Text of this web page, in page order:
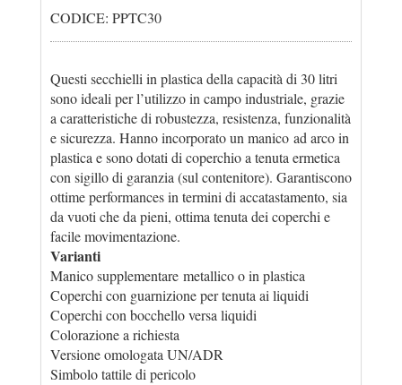
CODICE: PPTC30
Questi secchielli in plastica della capacità di 30 litri
sono ideali per l’utilizzo in campo industriale, grazie
a caratteristiche di robustezza, resistenza, funzionalità
e sicurezza. Hanno incorporato un manico ad arco in
plastica e sono dotati di coperchio a tenuta ermetica
con sigillo di garanzia (sul contenitore). Garantiscono
ottime performances in termini di accatastamento, sia
da vuoti che da pieni, ottima tenuta dei coperchi e
facile movimentazione.
Varianti
Manico supplementare metallico o in plastica
Coperchi con guarnizione per tenuta ai liquidi
Coperchi con bocchello versa liquidi
Colorazione a richiesta
Versione omologata UN/ADR
Simbolo tattile di pericolo